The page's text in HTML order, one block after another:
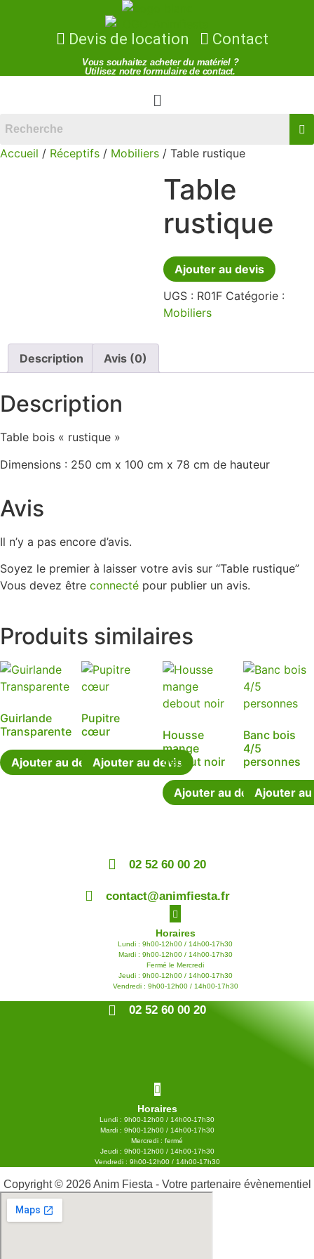
Devis de location Contact
Vous souhaitez acheter du matériel ?
Utilisez notre formulaire de contact.
Menu
Accueil / Réceptifs / Mobiliers / Table rustique
Table
rustique
Ajouter au devis
UGS : R01F Catégorie :
Mobiliers
Description Avis (0)
Description
Table bois « rustique »
Dimensions : 250 cm x 100 cm x 78 cm de hauteur
Avis
Il n’y a pas encore d’avis.
Soyez le premier à laisser votre avis sur “Table rustique”
Vous devez être connecté pour publier un avis.
Produits similaires
Guirlande
Transparente
Ajouter au devis
Pupitre
cœur
Ajouter au devis
Housse
mange
debout noir
Ajouter au devis
Banc bois
4/5
personnes
Ajouter
02 52 60 00 20
contact@animfiesta.fr
Horaires
Lundi : 9h00-12h00 / 14h00-17h30
Mardi : 9h00-12h00 / 14h00-17h30
Fermé le Mercredi
Jeudi : 9h00-12h00 / 14h00-17h30
Vendredi : 9h00-12h00 / 14h00-17h30
02 52 60 00 20
Horaires
Lundi : 9h00-12h00 / 14h00-17h30
Mardi : 9h00-12h00 / 14h00-17h30
Mercredi : fermé
Jeudi : 9h00-12h00 / 14h00-17h30
Vendredi : 9h00-12h00 / 14h00-17h30
Copyright © 2026 Anim Fiesta - Votre partenaire évènementiel